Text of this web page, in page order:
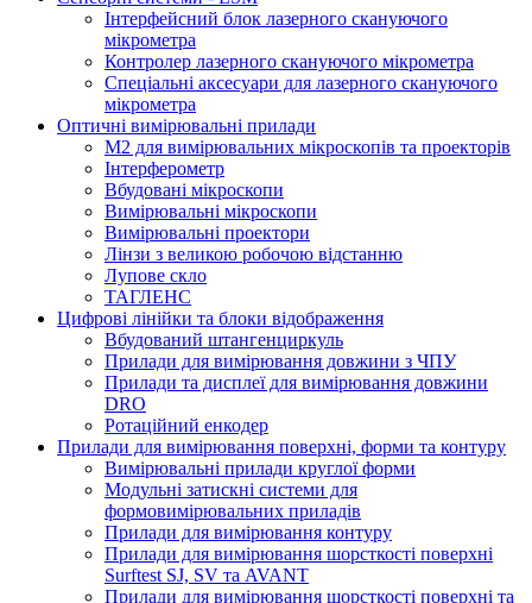
Інтерфейсний блок лазерного скануючого
мікрометра
Контролер лазерного скануючого мікрометра
Спеціальні аксесуари для лазерного скануючого
мікрометра
Оптичні вимірювальні прилади
M2 для вимірювальних мікроскопів та проекторів
Інтерферометр
Вбудовані мікроскопи
Вимірювальні мікроскопи
Вимірювальні проектори
Лінзи з великою робочою відстанню
Лупове скло
ТАГЛЕНС
Цифрові лінійки та блоки відображення
Вбудований штангенциркуль
Прилади для вимірювання довжини з ЧПУ
Прилади та дисплеї для вимірювання довжини
DRO
Ротаційний енкодер
Прилади для вимірювання поверхні, форми та контуру
Вимірювальні прилади круглої форми
Модульні затискні системи для
формовимірювальних приладів
Прилади для вимірювання контуру
Прилади для вимірювання шорсткості поверхні
Surftest SJ, SV та AVANT
Прилади для вимірювання шорсткості поверхні та